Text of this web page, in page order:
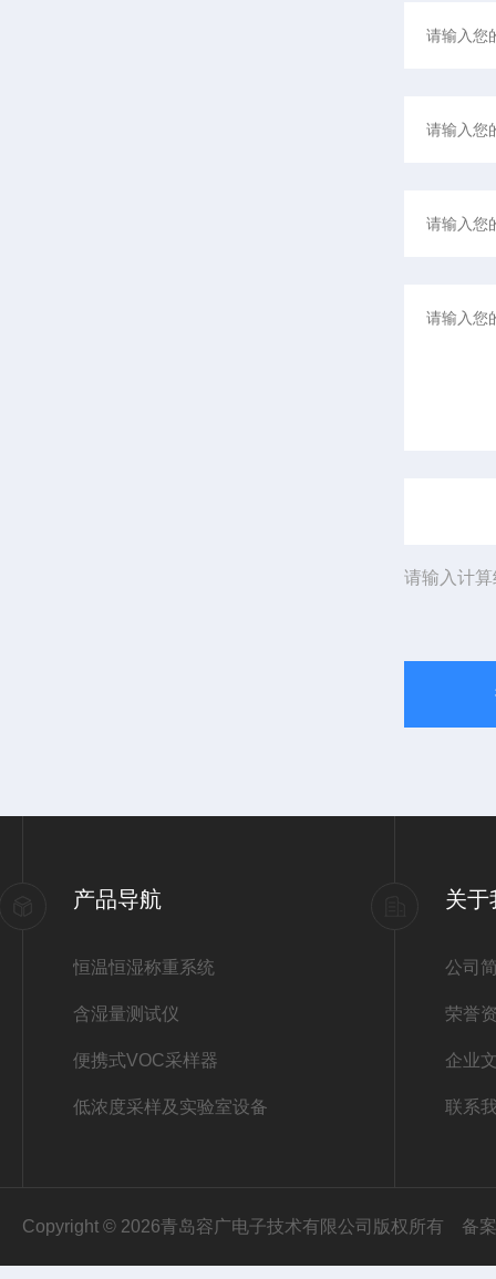
请输入计
产品导航
恒温恒湿称重系统
含湿量测试仪
便携式VOC采样器
低浓度采样及实验室设备
关于
公司
荣誉
企业
联系
Copyright © 2026青岛容广电子技术有限公司版权所有 备